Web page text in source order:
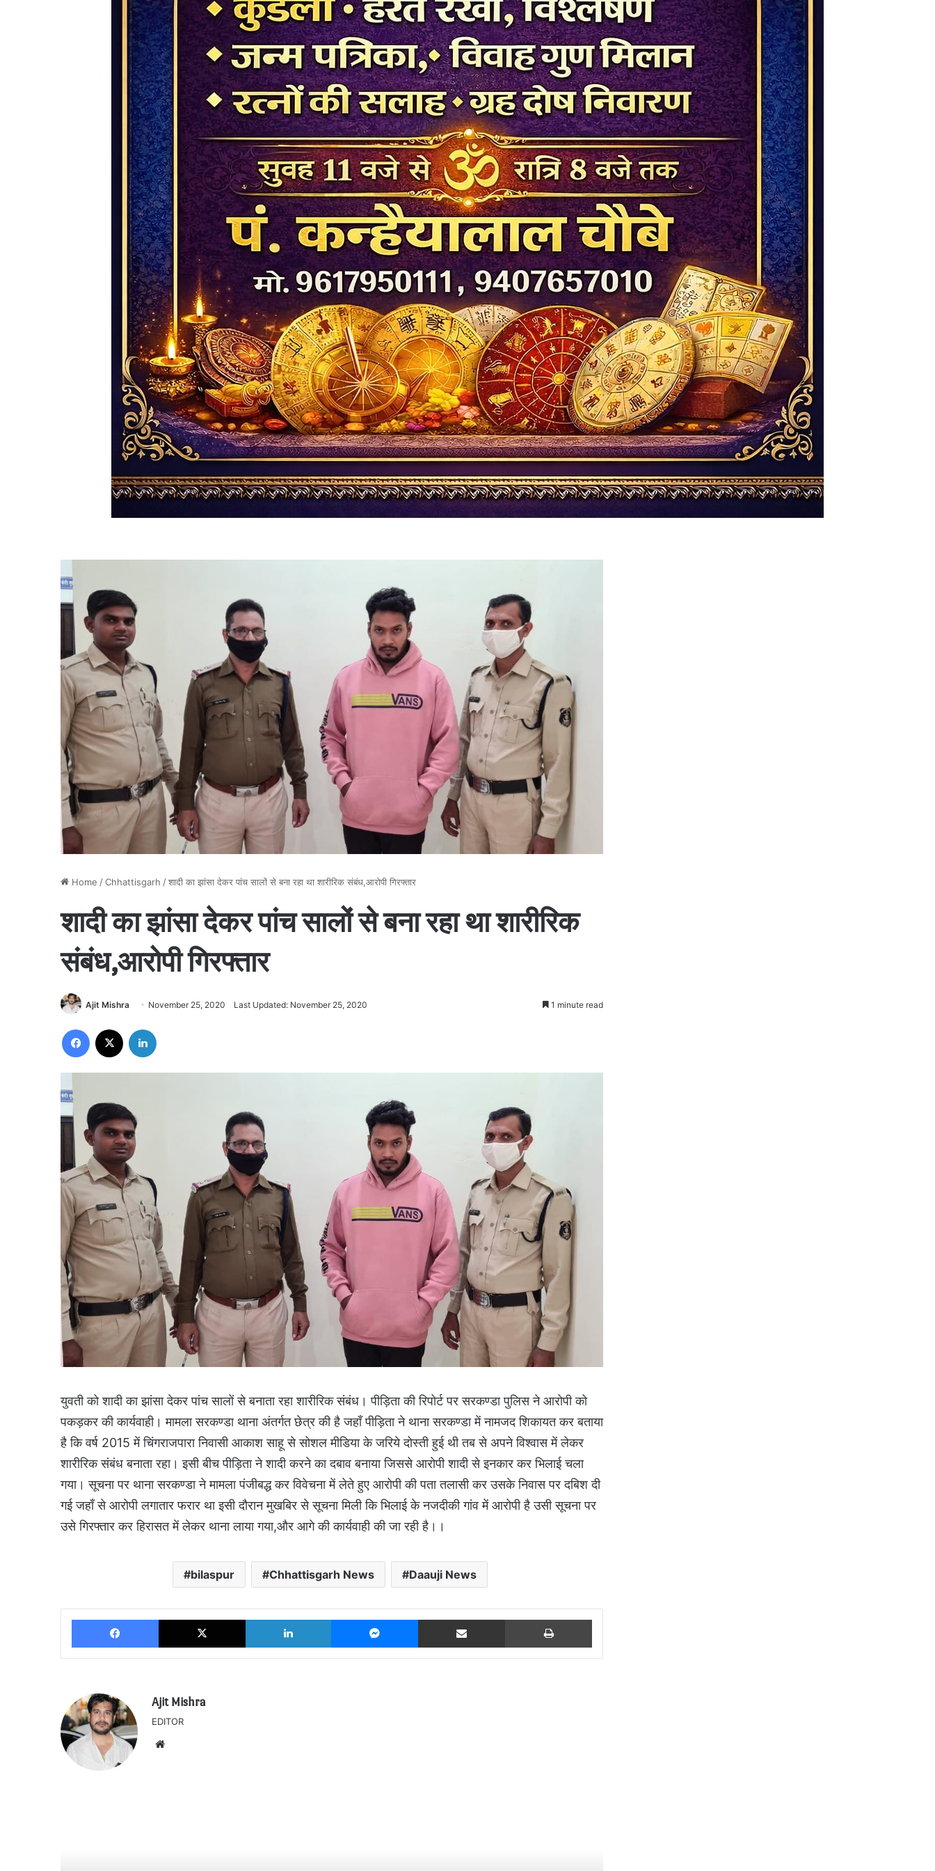
Home /Chhattisgarh /शादी का झांसा देकर पांच सालों से बना रहा था शारीरिक संबंध,आरोपी गिरफ्तार
शादी का झांसा देकर पांच सालों से बना रहा था शारीरिक
संबंध,आरोपी गिरफ्तार
Ajit Mishra November 25, 2020 Last Updated: November 25, 2020 1 minute read
Facebook
युवती को शादी का झांसा देकर पांच सालों से बनाता रहा शारीरिक संबंध। पीड़िता की रिपोर्ट पर सरकण्डा पुलिस ने आरोपी को
पकड़कर की कार्यवाही। मामला सरकण्डा थाना अंतर्गत छेत्र की है जहाँ पीड़िता ने थाना सरकण्डा में नामजद शिकायत कर बताया
है कि वर्ष 2015 में चिंगराजपारा निवासी आकाश साहू से सोशल मीडिया के जरिये दोस्ती हुई थी तब से अपने विश्वास में लेकर
शारीरिक संबंध बनाता रहा। इसी बीच पीड़िता ने शादी करने का दबाव बनाया जिससे आरोपी शादी से इनकार कर भिलाई चला
गया। सूचना पर थाना सरकण्डा ने मामला पंजीबद्ध कर विवेचना में लेते हुए आरोपी की पता तलासी कर उसके निवास पर दबिश दी
गई जहाँ से आरोपी लगातार फरार था इसी दौरान मुखबिर से सूचना मिली कि भिलाई के नजदीकी गांव में आरोपी है उसी सूचना पर
उसे गिरफ्तार कर हिरासत में लेकर थाना लाया गया,और आगे की कार्यवाही की जा रही है।।
bilaspur Chhattisgarh News Daauji News
Facebook X LinkedIn Messenger Share via Email Print
Ajit Mishra
EDITOR